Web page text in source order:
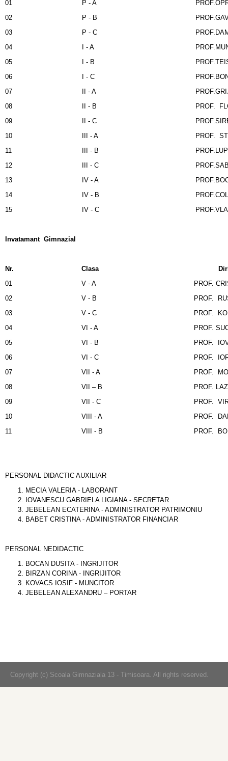
01 P - A
02
P - B
03
P - C
04
I - A
05
I - B
06
I - C
07
II - A
08
II - B
PROF.
09
II - C
10
III - A
PROF.
11
III - B
12
III - C
13
IV - A
14
IV - B
15
IV - C
Invatamant Gimnazial
Nr. Clasa
01
V - A
PROF.
02
V - B
PROF.
03
V - C
PROF.
04
VI - A
PROF.
05
VI - B
PROF.
06
VI - C
PROF.
07
VII - A
PROF.
08
VII – B
PROF.
09
VII - C
PROF.
10
VIII - A
PROF.
11
VIII - B PROF.
PERSONAL DIDACTIC AUXILIAR
MECIA VALERIA - LABORANT
IOVANESCU GABRIELA LIGIANA - SECRETAR
JEBELEAN ECATERINA - ADMINISTRATOR PATRIMONIU
BABET CRISTINA - ADMINISTRATOR FINANCIAR
PERSONAL NEDIDACTIC
BOCAN DUSITA - INGRIJITOR
BIRZAN CORINA - INGRIJITOR
KOVACS IOSIF - MUNCITOR
JEBELEAN ALEXANDRU – PORTAR
Copyright (c) Scoala Gimnaziala 13 - Timisoara. All rights reserved.